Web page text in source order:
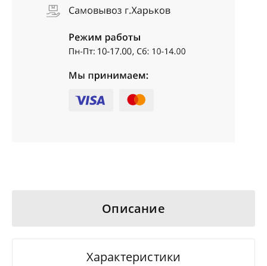
Описание
Характеристики